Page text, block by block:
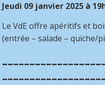
Jeudi 09 janvier 2025 à
Le VdE offre apéritifs et
(entrée – salade – quiche/